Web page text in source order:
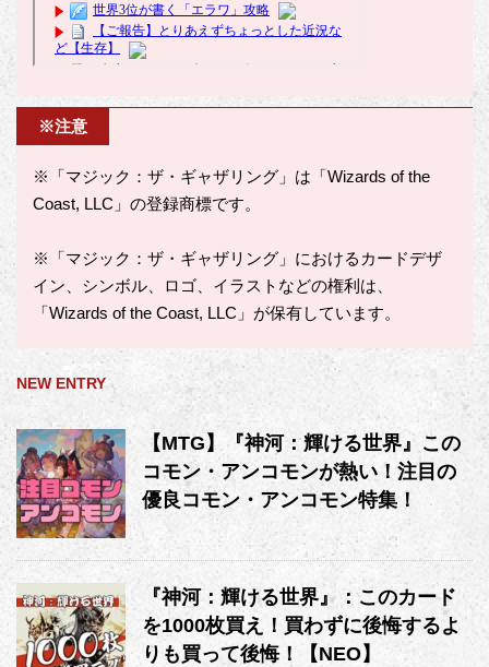
※注意
※「マジック：ザ・ギャザリング」は「Wizards of the
Coast, LLC」の登録商標です。
※「マジック：ザ・ギャザリング」におけるカードデザ
イン、シンボル、ロゴ、イラストなどの権利は、
「Wizards of the Coast, LLC」が保有しています。
NEW ENTRY
【MTG】『神河：輝ける世界』この
コモン・アンコモンが熱い！注目の
優良コモン・アンコモン特集！
『神河：輝ける世界』：このカード
を1000枚買え！買わずに後悔するよ
りも買って後悔！【NEO】